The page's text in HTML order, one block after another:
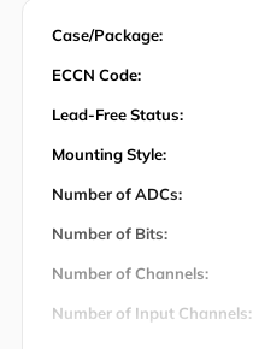
Case/Package:
ECCN Code:
Lead-Free Status:
Mounting Style:
Number of ADCs:
Number of Bits:
Number of Channels:
Number of Input Channels: